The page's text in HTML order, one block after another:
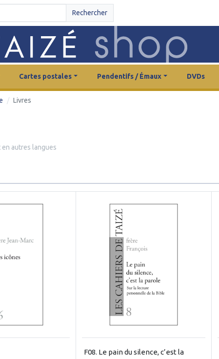
Rechercher
Cartes postales Pendentifs / Émaux DVDs
Livres
en autres langues
F08. Le pain du silence, c’est la